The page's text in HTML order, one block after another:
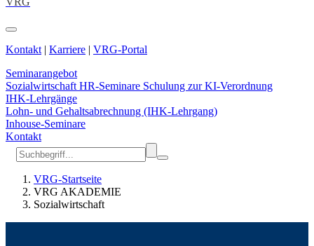
Kontakt | Karriere | VRG-Portal
Seminarangebot
Sozialwirtschaft HR-Seminare Schulung zur KI-Verordnung
IHK-Lehrgänge
Lohn- und Gehaltsabrechnung (IHK-Lehrgang)
Inhouse-Seminare
Kontakt
VRG-Startseite
VRG AKADEMIE
Sozialwirtschaft